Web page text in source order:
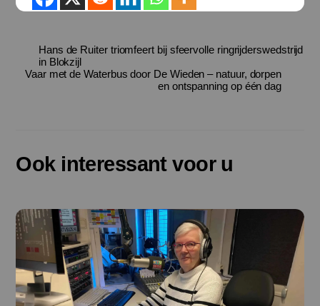
Hans de Ruiter triomfeert bij sfeervolle ringrijderswedstrijd
in Blokzijl
Vaar met de Waterbus door De Wieden – natuur, dorpen
en ontspanning op één dag
Ook interessant voor u